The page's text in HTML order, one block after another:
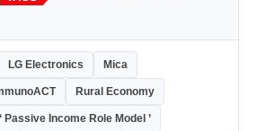
LG Electronics Mica
Rural Economy
‘ Passive Income Role Model ’